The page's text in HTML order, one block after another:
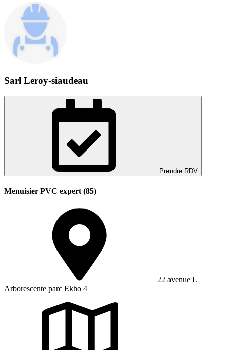
Sarl Leroy-siaudeau
Prendre RDV
Menuisier PVC expert (85)
22 avenue L
Arborescente parc Ekho 4